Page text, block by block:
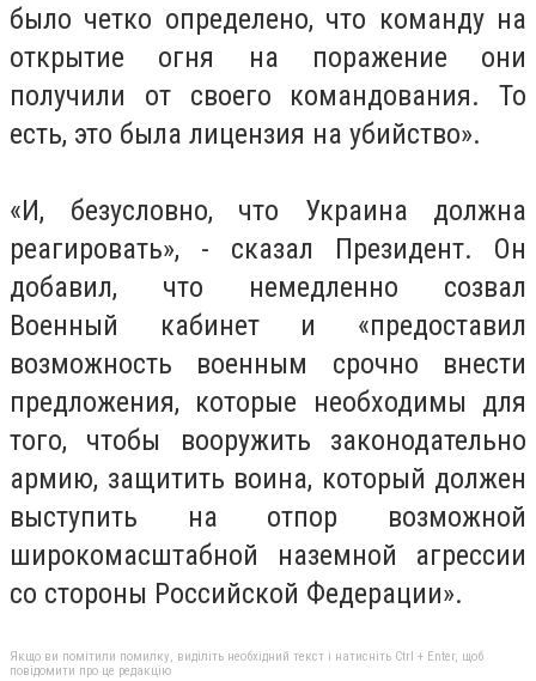
было четко определено, что команду на
открытие огня на поражение они
получили от своего командования. То
есть, это была лицензия на убийство».
«И, безусловно, что Украина должна
реагировать», - сказал Президент. Он
добавил, что немедленно созвал
Военный кабинет и «предоставил
возможность военным срочно внести
предложения, которые необходимы для
того, чтобы вооружить законодательно
армию, защитить воина, который должен
выступить на отпор возможной
широкомасштабной наземной агрессии
со стороны Российской Федерации».
Якщо ви помітили помилку, виділіть необхідний текст і натисніть Ctrl + Enter, щоб
повідомити про це редакцію